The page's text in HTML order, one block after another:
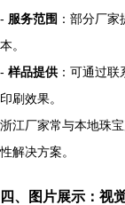
- 服务范围 ：部分厂
本。
- 样品提供：可通过联
印刷效果。
浙江厂家常与本地珠
性解决方案。
四、图片展示：视